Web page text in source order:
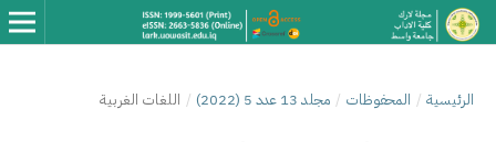
/ مجلد 13 عدد 5 (2022) / اللغات الغربية